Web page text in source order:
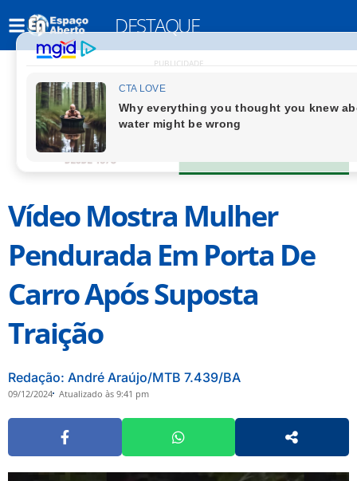
DESTAQUE
PUBLICIDADE
Vídeo Mostra Mulher
Pendurada Em Porta De
Carro Após Suposta
Traição
Redação: André Araújo/MTB 7.439/BA
09/12/2024 Atualizado às 9:41 pm